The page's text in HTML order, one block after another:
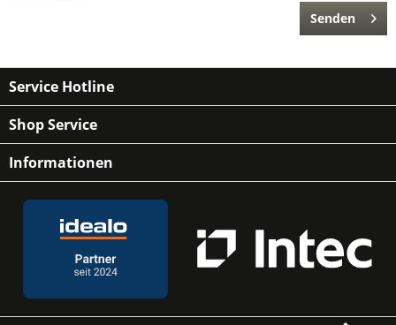
Senden
Service Hotline
Shop Service
Informationen